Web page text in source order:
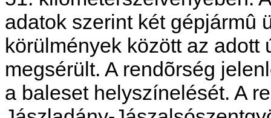
adatok szerint két gépjármû
körülmények között az adott
megsérült. A rendõrség
a baleset helyszínelését. A